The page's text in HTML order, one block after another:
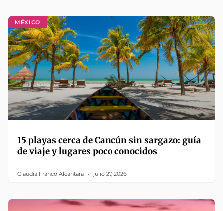
MÉXICO
15 playas cerca de Cancún sin sargazo: guía
de viaje y lugares poco conocidos
Claudia Franco Alcántara julio 27, 2026